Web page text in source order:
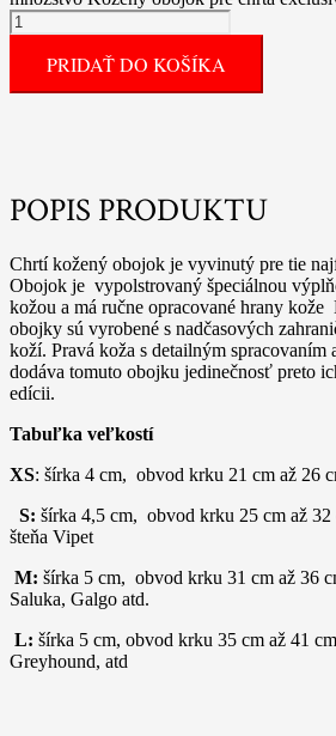
PRIDAŤ DO KOŠÍKA
POPIS PRODUKTU
Chrtí kožený obojok je vyvinutý pre tie
Obojok je vypolstrovaný špeciálnou
kožou a má ručne opracované hrany kože
obojky sú vyrobené s nadčasových
koží. Pravá koža s detailným spracovaním
dodáva tomuto obojku jedinečnosť preto
edícii.
Tabuľka veľkostí
XS: šírka 4 cm, obvod krku 21 cm až 26
S: šírka 4,5 cm, obvod krku 25 cm až
šteňa Vipet
M: šírka 5 cm, obvod krku 31 cm až 36
Saluka, Galgo atd.
L: šírka 5 cm, obvod krku 35 cm až 41
Greyhound, atd